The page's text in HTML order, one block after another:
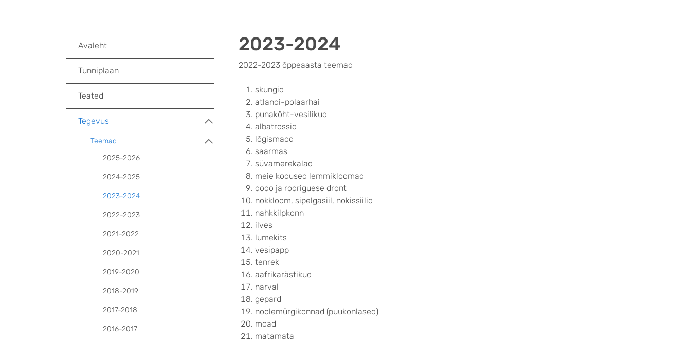
2023-2024
2022-2023 õppeaasta teemad
skungid
atlandi-polaarhai
punakõht-vesilikud
albatrossid
lõgismaod
saarmas
süvamerekalad
meie kodused lemmikloomad
dodo ja rodriguese dront
nokkloom, sipelgasiil, nokissiilid
nahkkilpkonn
ilves
lumekits
vesipapp
tenrek
aafrikarästikud
narval
gepard
noolemürgikonnad (puukonlased)
moad
matamata
Avaleht
Tunniplaan
Teated
Tegevus
Teemad
2025-2026
2024-2025
2023-2024
2022-2023
2021-2022
2020-2021
2019-2020
2018-2019
2017-2018
2016-2017